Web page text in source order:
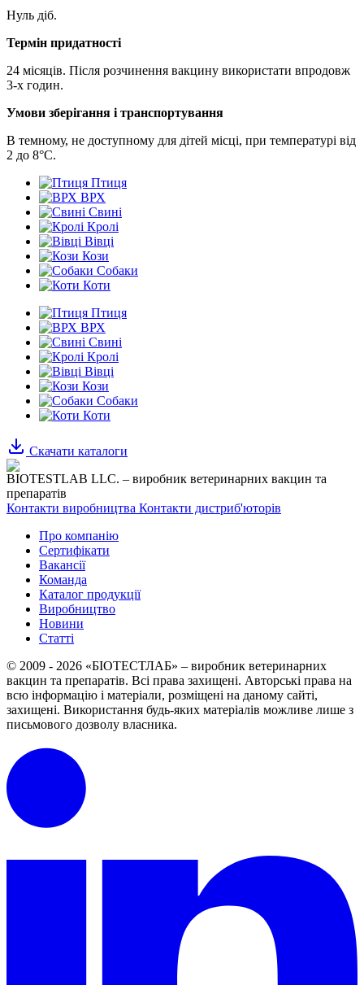
Нуль діб.
Термін придатності
24 місяців. Після розчинення вакцину використати впродовж
3-х годин.
Умови зберігання і транспортування
В темному, не доступному для дітей місці, при температурі від
2 до 8°С.
Птиця
ВРХ
Свині
Кролі
Вівці
Кози
Собаки
Коти
Птиця
ВРХ
Свині
Кролі
Вівці
Кози
Собаки
Коти
Скачати каталоги
BIOTESTLAB LLC. – виробник ветеринарних вакцин та
препаратів
Контакти виробництва Контакти дистриб'юторів
Про компанію
Сертифікати
Вакансії
Команда
Каталог продукції
Виробництво
Новини
Статті
© 2009 - 2026 «БІОТЕСТЛАБ» – виробник ветеринарних
вакцин та препаратів. Всі права захищені. Авторські права на
всю інформацію і матеріали, розміщені на даному сайті,
захищені. Використання будь-яких матеріалів можливе лише з
письмового дозволу власника.